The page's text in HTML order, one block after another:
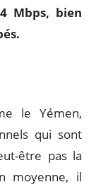
Mbps, bien
le Yémen,
qui sont
être pas la
moyenne, il